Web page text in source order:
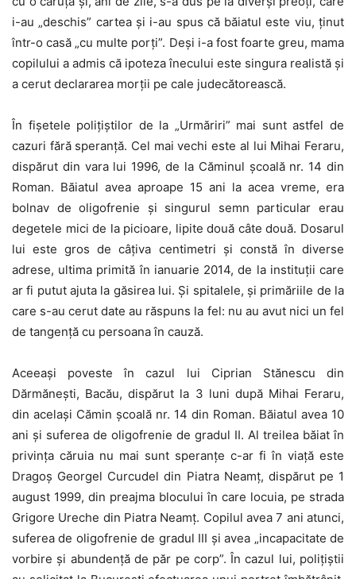
i-au „deschis” cartea şi i-au spus că băiatul este viu, ţinut
într-o casă „cu multe porţi”. Deşi i-a fost foarte greu, mama
copilului a admis că ipoteza înecului este singura realistă şi
a cerut declararea morţii pe cale judecătorească.
În fişetele poliţiştilor de la „Urmăriri” mai sunt astfel de
cazuri fără speranţă. Cel mai vechi este al lui Mihai Feraru,
dispărut din vara lui 1996, de la Căminul şcoală nr. 14 din
Roman. Băiatul avea aproape 15 ani la acea vreme, era
bolnav de oligofrenie şi singurul semn particular erau
degetele mici de la picioare, lipite două câte două. Dosarul
lui este gros de câţiva centimetri şi constă în diverse
adrese, ultima primită în ianuarie 2014, de la instituţii care
ar fi putut ajuta la găsirea lui. Şi spitalele, şi primăriile de la
care s-au cerut date au răspuns la fel: nu au avut nici un fel
de tangenţă cu persoana în cauză.
Aceeaşi poveste în cazul lui Ciprian Stănescu din
Dărmăneşti, Bacău, dispărut la 3 luni după Mihai Feraru,
din acelaşi Cămin şcoală nr. 14 din Roman. Băiatul avea 10
ani şi suferea de oligofrenie de gradul II. Al treilea băiat în
privinţa căruia nu mai sunt speranţe c-ar fi în viaţă este
Dragoş Georgel Curcudel din Piatra Neamţ, dispărut pe 1
august 1999, din preajma blocului în care locuia, pe strada
Grigore Ureche din Piatra Neamţ. Copilul avea 7 ani atunci,
suferea de oligofrenie de gradul III şi avea „incapacitate de
vorbire şi abundenţă de păr pe corp”. În cazul lui, poliţiştii